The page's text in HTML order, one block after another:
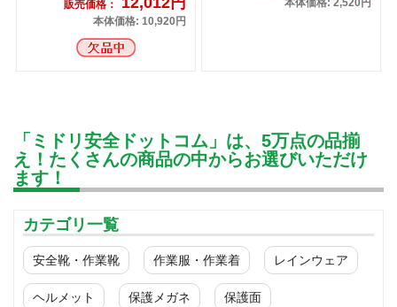
販売価格：
本体価格: 10,920円
「ミドリ安全ドットコム」は、5万点の品揃
え！たくさんの商品の中からお選びいただけ
ます！
カテゴリ一覧
安全靴・作業靴 作業服・作業着 レインウェア
ヘルメット 保護メガネ 保護面